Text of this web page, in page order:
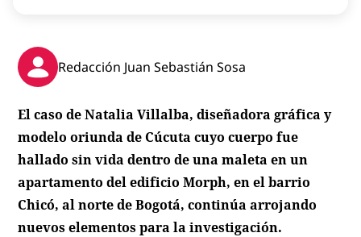
Redacción Juan Sebastián Sosa
El caso de Natalia Villalba, diseñadora gráfica y
modelo oriunda de Cúcuta cuyo cuerpo fue
hallado sin vida dentro de una maleta en un
apartamento del edificio Morph, en el barrio
Chicó, al norte de Bogotá, continúa arrojando
nuevos elementos para la investigación.